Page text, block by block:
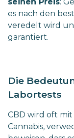
es nach den
veredelt wird
garantiert.
Die
Labortests
CBD wird oft mit
Cannabis,